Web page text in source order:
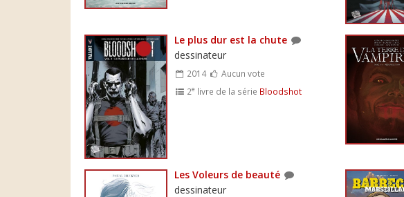
Le plus dur est la chute
dessinateur
2014
Aucun vote
2e livre de la série Bloodshot
Les Voleurs de beauté
dessinateur